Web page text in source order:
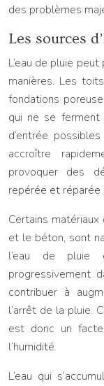
des problèmes
Les sources
L’eau de pluie
manières. Les
fondations
qui ne se
d’entrée
accroître
provoquer des
repérée et réparée
Certains
et le béton, sont
l’eau de pluie
progressivement
contribuer à
l’arrêt de la pluie.
est donc un
l’humidité.
L’eau qui